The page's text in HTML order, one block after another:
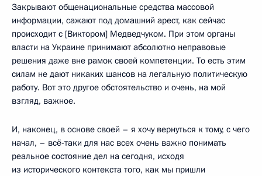
Закрывают общенациональные средства массовой
информации, сажают под домашний арест, как сейчас
происходит с [Виктором] Медведчуком. При этом органы
власти на Украине принимают абсолютно неправовые
решения даже вне рамок своей компетенции. То есть этим
силам не дают никаких шансов на легальную политическую
работу. Вот это другое обстоятельство и очень, на мой
взгляд, важное.
И, наконец, в основе своей – я хочу вернуться к тому, с чего
начал, – всё-таки для нас всех очень важно понимать
реальное состояние дел на сегодня, исходя
из исторического контекста того, как мы пришли